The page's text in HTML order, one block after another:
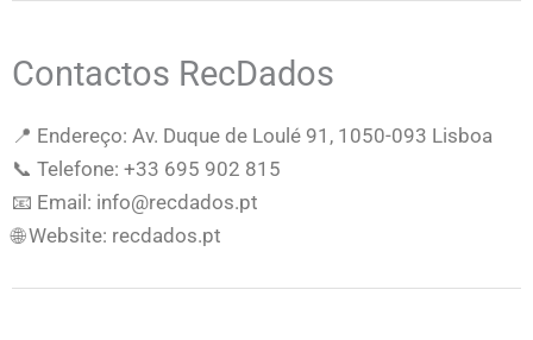
Contactos RecDados
📍 Endereço: Av. Duque de Loulé 91, 1050-093 Lisboa
📞 Telefone: +33 695 902 815
📧 Email: info@recdados.pt
🌐 Website: recdados.pt